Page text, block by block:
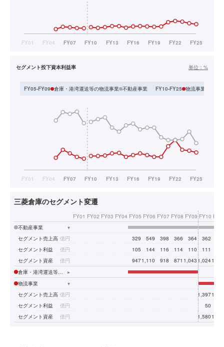
セグメント投下資本利益率 単位： %
FY05-FY09 倉庫・港湾運送等の物流事業 不動産事業 FY10-FY25 物流事業
三菱倉庫のセグメント変遷
FY01 FY02 FY03 FY04 FY05 FY06 FY07 FY08 FY09 FY10
不動産事業
▾
セグメント売上高 億円 329 549 398 366 364 362
セグメント利益
億円 105 144 116 114 110 111
セグメント資産
億円 9471,110 918 871 1,043 1,024
▸
物流事業
▾
セグメント売上高 億円 1,397
セグメント利益
億円 50
セグメント資産
億円 1,580